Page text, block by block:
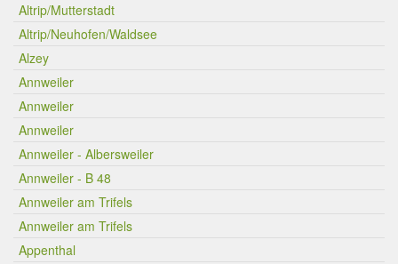
Altrip/Mutterstadt
Altrip/Neuhofen/Waldsee
Alzey
Annweiler
Annweiler
Annweiler
Annweiler - Albersweiler
Annweiler - B 48
Annweiler am Trifels
Annweiler am Trifels
Appenthal